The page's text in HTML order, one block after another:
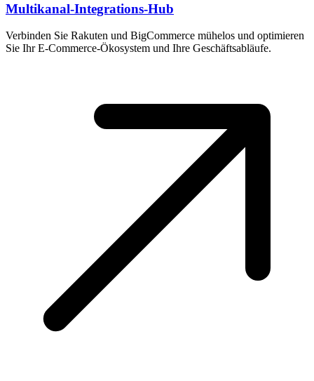
Multikanal-Integrations-Hub
Verbinden Sie Rakuten und BigCommerce mühelos und optimieren
Sie Ihr E-Commerce-Ökosystem und Ihre Geschäftsabläufe.